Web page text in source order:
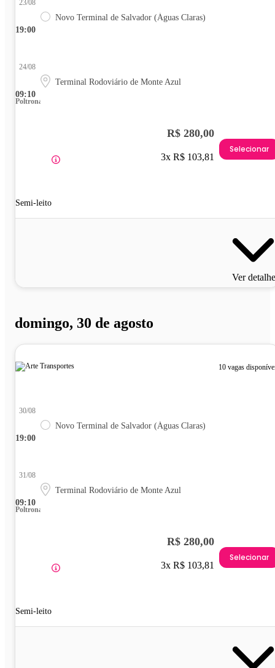
19:00
23/08
Novo Terminal de Salvador (Águas Claras)
09:10
24/08
Terminal Rodoviário de Monte Azul
Poltrona
Semi-leito
R$ 280,00
3x R$ 103,81
Selecionar
Ver
domingo, 30 de agosto
10 vagas
19:00
30/08
Novo Terminal de Salvador (Águas Claras)
09:10
31/08
Terminal Rodoviário de Monte Azul
Poltrona
Semi-leito
R$ 280,00
3x R$ 103,81
Selecionar